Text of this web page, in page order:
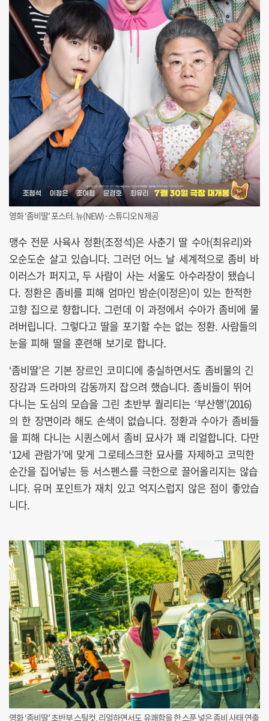
영화 ‘좀비딸’ 포스터. 뉴(NEW)·스튜디오N 제공
맹수 전문 사육사 정환(조정석)은 사춘기 딸 수아(최유리)와
오순도순 살고 있습니다. 그러던 어느 날 세계적으로 좀비 바
이러스가 퍼지고, 두 사람이 사는 서울도 아수라장이 됐습니
다. 정환은 좀비를 피해 엄마인 밤순(이정은)이 있는 한적한
고향 집으로 향합니다. 그런데 이 과정에서 수아가 좀비에 물
려버립니다. 그렇다고 딸을 포기할 수는 없는 정환. 사람들의
눈을 피해 딸을 훈련해 보기로 합니다.
‘좀비딸’은 기본 장르인 코미디에 충실하면서도 좀비물의 긴
장감과 드라마의 감동까지 잡으려 했습니다. 좀비들이 뛰어
다니는 도심의 모습을 그린 초반부 퀄리티는 ‘부산행’(2016)
의 한 장면이라 해도 손색이 없습니다. 정환과 수아가 좀비들
을 피해 다니는 시퀀스에서 좀비 묘사가 꽤 리얼합니다. 다만
‘12세 관람가’에 맞게 그로테스크한 묘사를 자제하고 코믹한
순간을 집어넣는 등 서스펜스를 극한으로 끌어올리지는 않습
니다. 유머 포인트가 재치 있고 억지스럽지 않은 점이 좋았습
니다.
영화 ‘좀비딸’ 초반부 스틸컷. 리얼하면서도 유쾌함을 한 스푼 넣은 좀비 사태 연출